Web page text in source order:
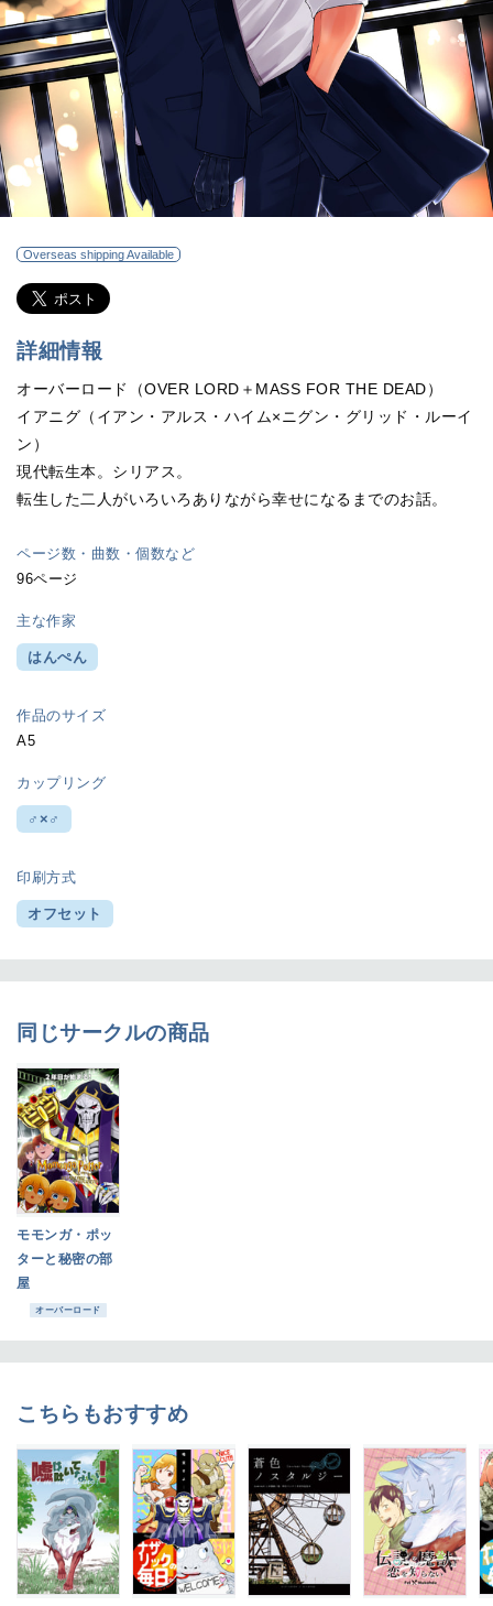
Overseas shipping Available
詳細情報
オーバーロード（OVER LORD＋MASS FOR THE DEAD）
イアニグ（イアン・アルス・ハイム×ニグン・グリッド・ルーイ
ン）
現代転生本。シリアス。
転生した二人がいろいろありながら幸せになるまでのお話。
ページ数・曲数・個数など
96ページ
主な作家
はんぺん
作品のサイズ
A5
カップリング
♂×♂
印刷方式
オフセット
同じサークルの商品
モモンガ・ポッ
ターと秘密の部
屋
オーバーロード
こちらもおすすめ